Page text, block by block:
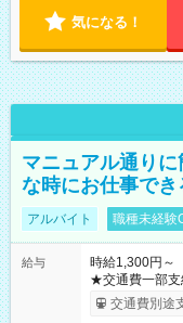
気になる！
マニュアル通り
な時にお仕事で
アルバイト 職種未経験
給与
時給1,300円～
★交通費一部支
※勤務回数に
り！】 希望さ
交通費別途